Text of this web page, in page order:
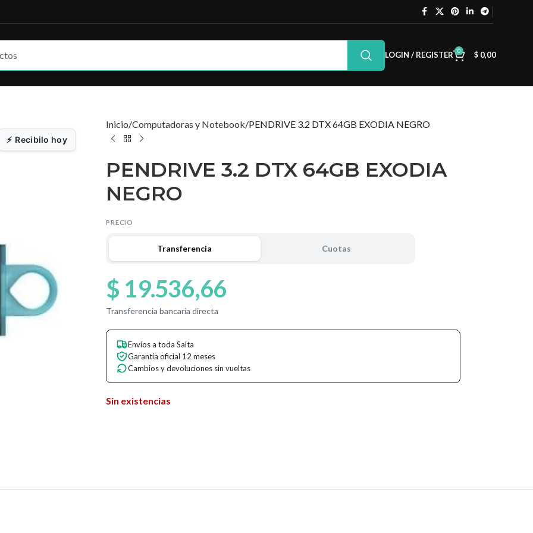
LOGIN / REGISTER 0 $0,00
Recibilo hoy
Inicio Computadoras y Notebook PENDRIVE 3.2 DTX 64GB EXODIA NEGRO
PENDRIVE 3.2 DTX 64GB EXODIA
NEGRO
PRECIO
Transferencia Cuotas
$ 19.536,66
Transferencia bancaria directa
Envíos a toda Salta
Garantía oficial 12 meses
Cambios y devoluciones sin vueltas
Sin existencias